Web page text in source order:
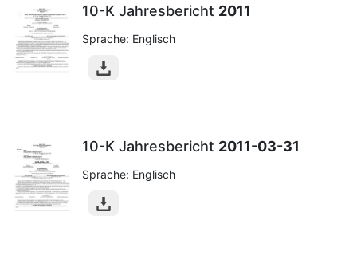
10-K Jahresbericht 2011
Sprache: Englisch
10-K Jahresbericht 2011-03-31
Sprache: Englisch